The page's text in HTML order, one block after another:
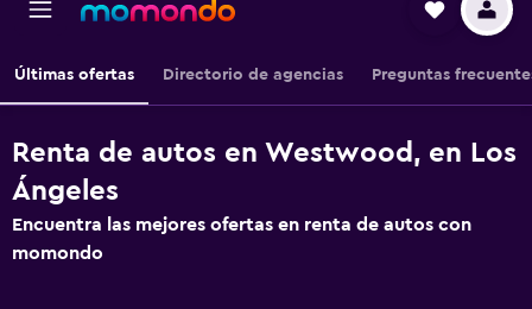
Últimas ofertas Directorio de agencias Preguntas
Renta de autos en Westwood, en Los
Ángeles
Encuentra las mejores ofertas en renta de autos con
momondo